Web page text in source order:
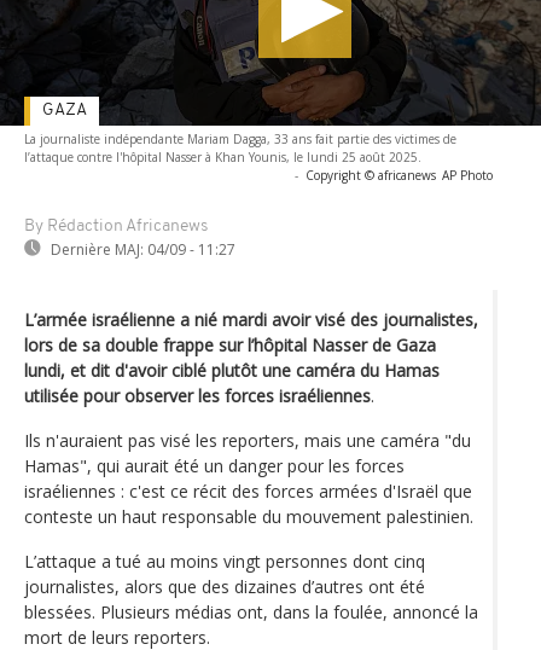
La journaliste indépendante Mariam Dagga, 33 ans fait partie des victimes de
l’attaque contre l'hôpital Nasser à Khan Younis, le lundi 25 août 2025.
- Copyright © africanews AP Photo
By Rédaction Africanews
Dernière MAJ: 04/09 - 11:27
GAZA
L’armée israélienne a nié mardi avoir visé des journalistes,
lors de sa double frappe sur l’hôpital Nasser de Gaza
lundi, et dit d'avoir ciblé plutôt une caméra du Hamas
utilisée pour observer les forces israéliennes.
Ils n'auraient pas visé les reporters, mais une caméra "du
Hamas", qui aurait été un danger pour les forces
israéliennes : c'est ce récit des forces armées d'Israël que
conteste un haut responsable du mouvement palestinien.
L’attaque a tué au moins vingt personnes dont cinq
journalistes, alors que des dizaines d’autres ont été
blessées. Plusieurs médias ont, dans la foulée, annoncé la
mort de leurs reporters.